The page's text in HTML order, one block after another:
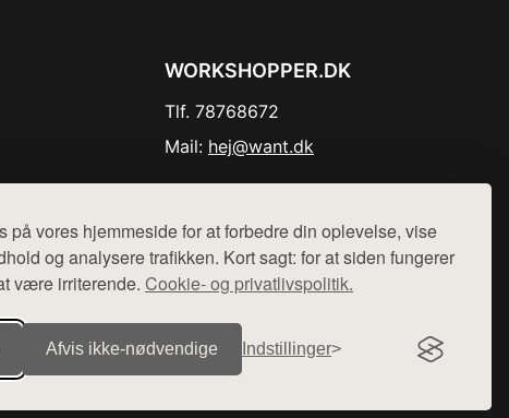
på vores hjemmeside for at forbedre din oplevelse, vise
og analysere trafikken. Kort sagt: for at siden fungerer
være irriterende. Cookie- og privatlivspolitik.
Afvis ikke‑nødvendige Indstillinger
WORKSHOPPER.DK
Tlf. 78768672
Mail: hej@want.dk
Der sælges ikke varer fra denne side - vi henviser til de shops,